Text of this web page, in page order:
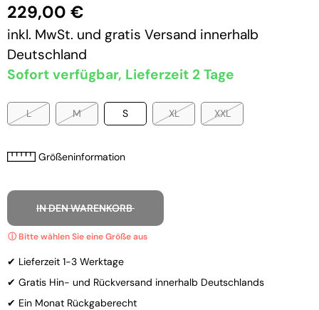
229,00 €
inkl. MwSt. und gratis Versand innerhalb
Deutschland
Sofort verfügbar, Lieferzeit 2 Tage
L M S XL XXL
Größeninformation
IN DEN WARENKORB
✔ Lieferzeit 1-3 Werktage
✔ Gratis Hin- und Rückversand innerhalb Deutschlands
✔ Ein Monat Rückgaberecht